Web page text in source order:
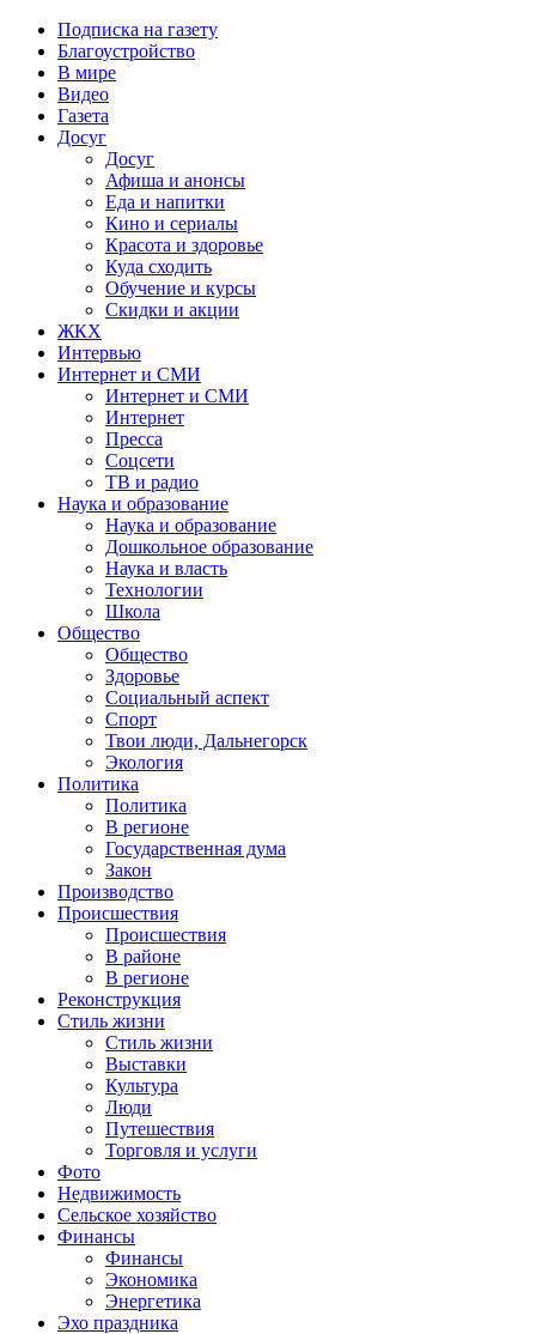
Подписка на газету
Благоустройство
В мире
Видео
Газета
Досуг
Досуг
Афиша и анонсы
Еда и напитки
Кино и сериалы
Красота и здоровье
Куда сходить
Обучение и курсы
Скидки и акции
ЖКХ
Интервью
Интернет и СМИ
Интернет и СМИ
Интернет
Пресса
Соцсети
ТВ и радио
Наука и образование
Наука и образование
Дошкольное образование
Наука и власть
Технологии
Школа
Общество
Общество
Здоровье
Социальный аспект
Спорт
Твои люди, Дальнегорск
Экология
Политика
Политика
В регионе
Государственная дума
Закон
Производство
Происшествия
Происшествия
В районе
В регионе
Реконструкция
Стиль жизни
Стиль жизни
Выставки
Культура
Люди
Путешествия
Торговля и услуги
Фото
Недвижимость
Сельское хозяйство
Финансы
Финансы
Экономика
Энергетика
Эхо праздника